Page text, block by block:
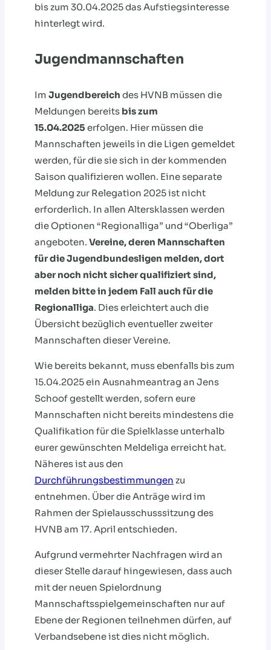
bis zum 30.04.2025 das Aufstiegsinteresse
hinterlegt wird.
Jugendmannschaften
Im Jugendbereich des HVNB müssen die
Meldungen bereits bis zum
15.04.2025erfolgen. Hier müssen die
Mannschaften jeweils in die Ligen gemeldet
werden, für die sie sich in der kommenden
Saison qualifizieren wollen. Eine separate
Meldung zur Relegation 2025 ist nicht
erforderlich. In allen Altersklassen werden
die Optionen “Regionalliga” und “Oberliga”
angeboten. Vereine, deren Mannschaften
für die Jugendbundesligen melden, dort
aber noch nicht sicher qualifiziert sind,
melden bitte in jedem Fall auch für die
Regionalliga. Dies erleichtert auch die
Übersicht bezüglich eventueller zweiter
Mannschaften dieser Vereine.
Wie bereits bekannt, muss ebenfalls bis zum
15.04.2025 ein Ausnahmeantrag an Jens
Schoof gestellt werden, sofern eure
Mannschaften nicht bereits mindestens die
Qualifikation für die Spielklasse unterhalb
eurer gewünschten Meldeliga erreicht hat.
Näheres ist aus den
Durchführungsbestimmungen zu
entnehmen. Über die Anträge wird im
Rahmen der Spielausschusssitzung des
HVNB am 17. April entschieden.
Aufgrund vermehrter Nachfragen wird an
dieser Stelle darauf hingewiesen, dass auch
mit der neuen Spielordnung
Mannschaftsspielgemeinschaften nur auf
Ebene der Regionen teilnehmen dürfen, auf
Verbandsebene ist dies nicht möglich.